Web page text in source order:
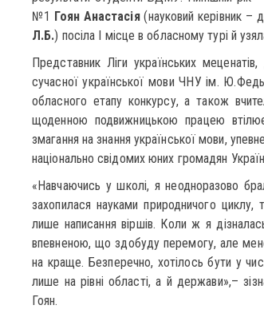
№1 Гоян Анастасія(науковий керівник –
Л.Б.) посіла І місце в обласному турі й
Представник Ліги українських
сучасної української мови ЧНУ ім.
обласного етапу конкурсу, а також
щоденною подвижницькою працею
змагання на знання української мови,
національно свідомих юних громадян
«Навчаючись у школі, я неодноразово
захопилася науками природничого циклу,
лише написання віршів. Коли ж я
впевненою, що здобуду перемогу, але
на краще. Безперечно, хотілось бути у
лише на рівні області, а й держави»,–
Гоян.